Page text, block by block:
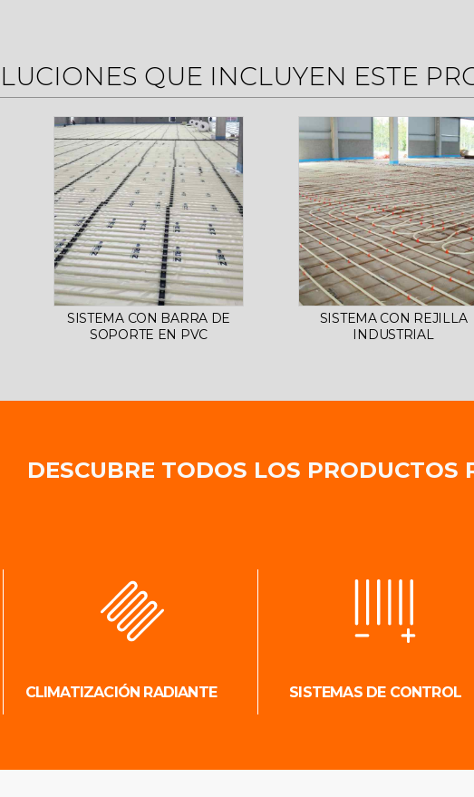
QUE INCLUYEN ESTE
SISTEMA CON BARRA DE
SOPORTE EN PVC
SISTEMA CON REJILLA
INDUSTRIAL
DESCUBRE TODOS LOS PRODUCTOS
CLIMATIZACIÓN RADIANTE SISTEMAS DE CONTROL